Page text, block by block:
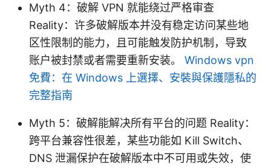
Myth 4：破解 VPN 就能绕过严格审查
Reality：许多破解版本并没有稳定访问某些地
区性限制的能力，且可能触发防护机制，导致
账户被封禁或者需要重新安装。 Windows vpn
免費：在 Windows 上選擇、安裝與保護隱私的
完整指南
Myth 5：破解能解决所有平台的问题 Reality：
跨平台兼容性很差，某些功能如 Kill Switch、
DNS 泄漏保护在破解版本中不可用或失效，使